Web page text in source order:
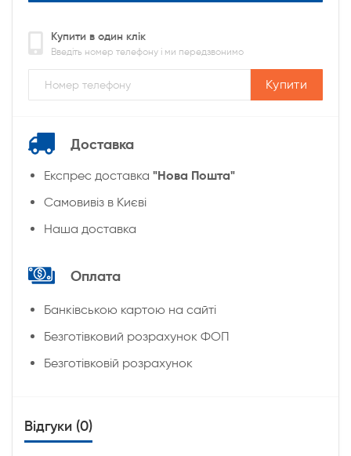
Купити в один клік
Введіть номер телефону і ми передзвонимо
Купити
Доставка
Експрес доставка "Нова Пошта"
Cамовивіз в Києві
Наша доставка
Оплата
Банківською картою на сайті
Безготівковий розрахунок ФОП
Безготівковій розрахунок
Відгуки (0)